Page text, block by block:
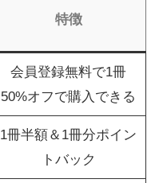
特徴
会員登録無料で1冊
50%オフで購入できる
1冊半額＆1冊分ポイン
トバック